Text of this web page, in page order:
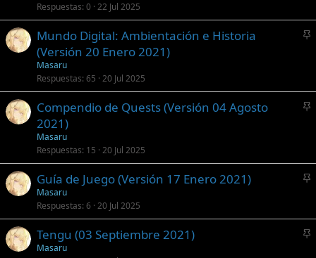
l
a
Respuestas 0 22 Jul 2025
A
a
d
Mundo Digital: Ambientación e Historia
(Versión 20 Enero 2021)
Masaru
Respuestas 65 20 Jul 2025
A
a
d
Compendio de Quests (Versión 04 Agosto
2021)
Masaru
Respuestas 15 20 Jul 2025
A
l
a
Guía de Juego (Versión 17 Enero 2021)
Masaru
Respuestas 6 20 Jul 2025
A
Tengu (03 Septiembre 2021)
Masaru